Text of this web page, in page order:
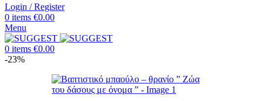
Login / Register
0 items €0.00
Menu
0 items €0.00
-23%